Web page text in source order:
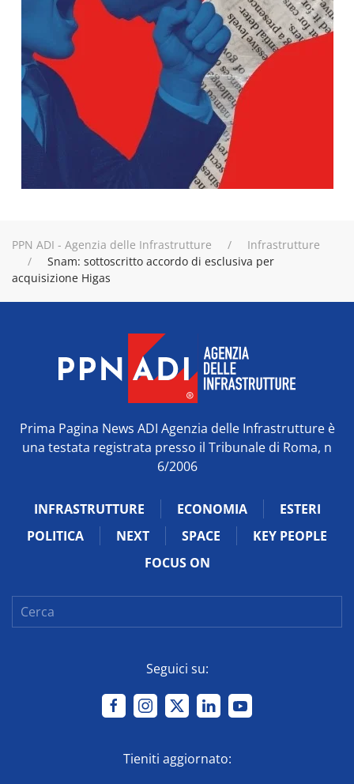
PPN ADI - Agenzia delle Infrastrutture
Infrastrutture
Snam: sottoscritto accordo di esclusiva per
acquisizione Higas
Prima Pagina News ADI Agenzia delle Infrastrutture è
una testata registrata presso il Tribunale di Roma, n
6/2006
INFRASTRUTTURE ECONOMIA
ESTERI
POLITICA
NEXT SPACE
KEY PEOPLE
FOCUS ON
Seguici su:
Tieniti aggiornato: